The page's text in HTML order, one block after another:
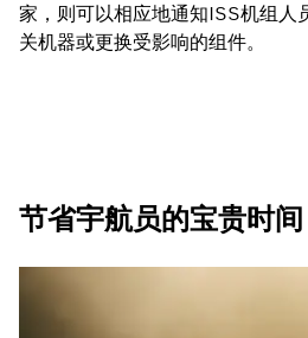
家，则可以相应地通知ISS机组人
关机器或更换受影响的组件。
节省宇航员的宝贵时间